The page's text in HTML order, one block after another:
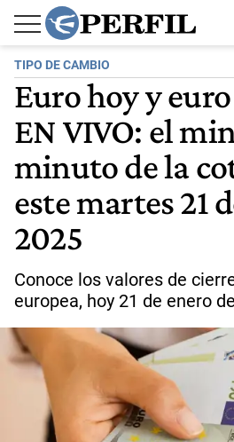
TIPO DE CAMBIO
Euro hoy y
EN VIVO: el
minuto de la
este martes 21
2025
Conoce los valores de
europea, hoy 21 de enero